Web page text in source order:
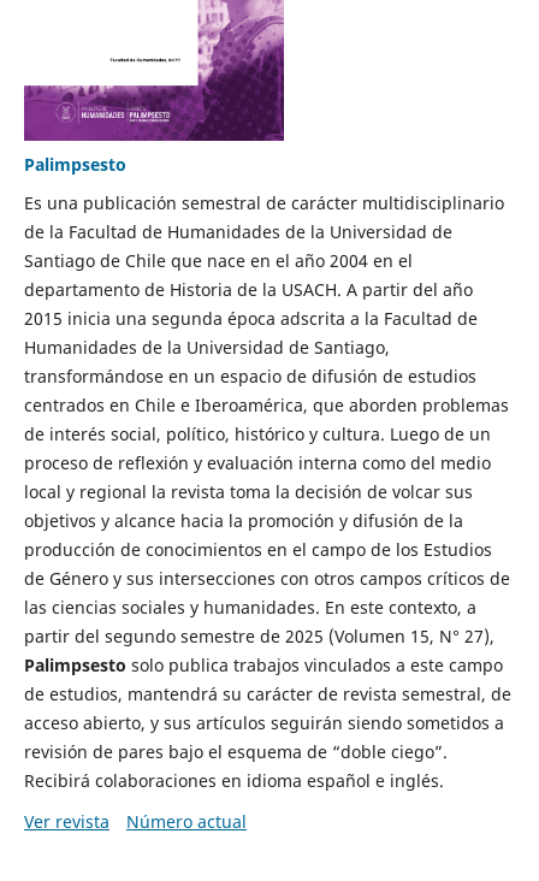
Palimpsesto
Es una publicación semestral de carácter multidisciplinario
de la Facultad de Humanidades de la Universidad de
Santiago de Chile que nace en el año 2004 en el
departamento de Historia de la USACH. A partir del año
2015 inicia una segunda época adscrita a la Facultad de
Humanidades de la Universidad de Santiago,
transformándose en un espacio de difusión de estudios
centrados en Chile e Iberoamérica, que aborden problemas
de interés social, político, histórico y cultura. Luego de un
proceso de reflexión y evaluación interna como del medio
local y regional la revista toma la decisión de volcar sus
objetivos y alcance hacia la promoción y difusión de la
producción de conocimientos en el campo de los Estudios
de Género y sus intersecciones con otros campos críticos de
las ciencias sociales y humanidades. En este contexto, a
partir del segundo semestre de 2025 (Volumen 15, N° 27),
Palimpsesto solo publica trabajos vinculados a este campo
de estudios, mantendrá su carácter de revista semestral, de
acceso abierto, y sus artículos seguirán siendo sometidos a
revisión de pares bajo el esquema de “doble ciego”.
Recibirá colaboraciones en idioma español e inglés.
Ver revista
Número actual